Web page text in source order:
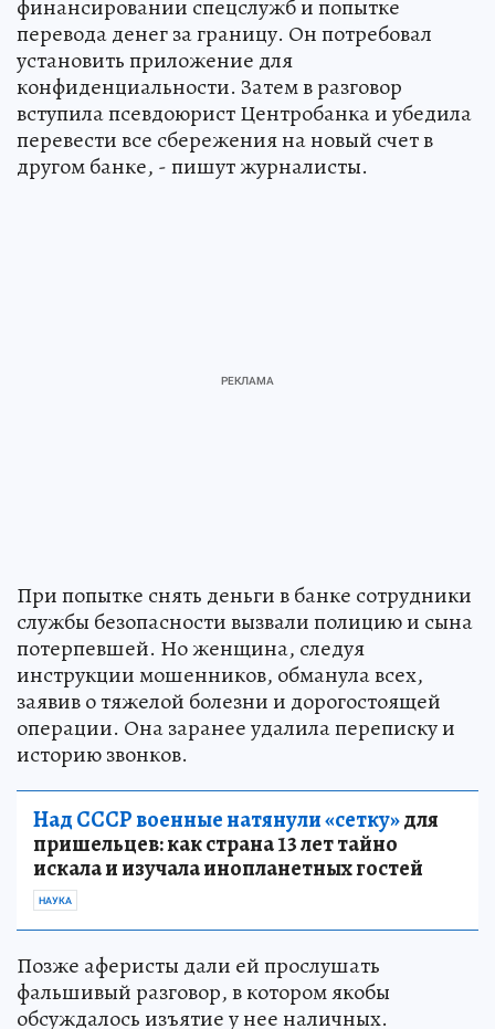
финансировании спецслужб и попытке
перевода денег за границу. Он потребовал
установить приложение для
конфиденциальности. Затем в разговор
вступила псевдоюрист Центробанка и убедила
перевести все сбережения на новый счет в
другом банке, - пишут журналисты.
При попытке снять деньги в банке сотрудники
службы безопасности вызвали полицию и сына
потерпевшей. Но женщина, следуя
инструкции мошенников, обманула всех,
заявив о тяжелой болезни и дорогостоящей
операции. Она заранее удалила переписку и
историю звонков.
Над СССР военные натянули «сетку»для
пришельцев: как страна 13 лет тайно
искала и изучала инопланетных гостей
НАУКА
Позже аферисты дали ей прослушать
фальшивый разговор, в котором якобы
обсуждалось изъятие у нее наличных.